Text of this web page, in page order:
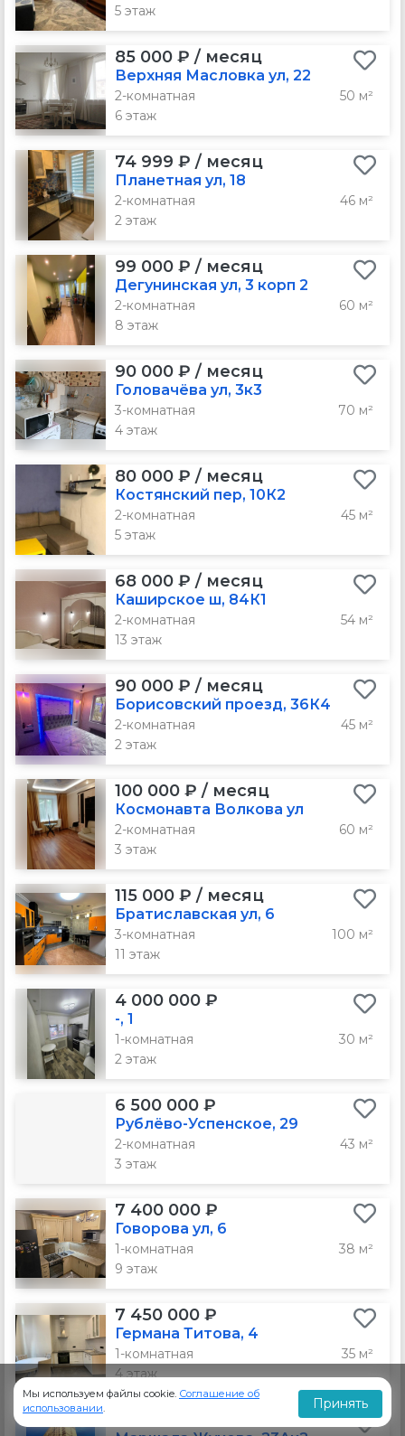
5 этаж
85 000 ₽ / месяц
Верхняя Масловка ул, 22
2-комнатная
50 м²
6 этаж
74 999 ₽ / месяц
Планетная ул, 18
2-комнатная
46 м²
2 этаж
99 000 ₽ / месяц
Дегунинская ул, 3 корп 2
2-комнатная
60 м²
8 этаж
90 000 ₽ / месяц
Головачёва ул, 3к3
3-комнатная
70 м²
4 этаж
80 000 ₽ / месяц
Костянский пер, 10К2
2-комнатная
45 м²
5 этаж
68 000 ₽ / месяц
Каширское ш, 84К1
2-комнатная
54 м²
13 этаж
90 000 ₽ / месяц
Борисовский проезд, 36К4
2-комнатная
45 м²
2 этаж
100 000 ₽ / месяц
Космонавта Волкова ул
2-комнатная
60 м²
3 этаж
115 000 ₽ / месяц
Братиславская ул, 6
3-комнатная
100 м²
11 этаж
4 000 000 ₽
-, 1
1-комнатная
30 м²
2 этаж
6 500 000 ₽
Рублёво-Успенское, 29
2-комнатная
43 м²
3 этаж
7 400 000 ₽
Говорова ул, 6
1-комнатная
38 м²
9 этаж
7 450 000 ₽
Германа Титова, 4
1-комнатная
35 м²
4 этаж
Мы используем файлы cookie. Соглашение об
использовании. Принять